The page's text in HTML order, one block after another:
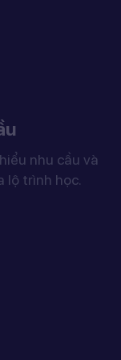
nhu cầu và
lộ trình học.